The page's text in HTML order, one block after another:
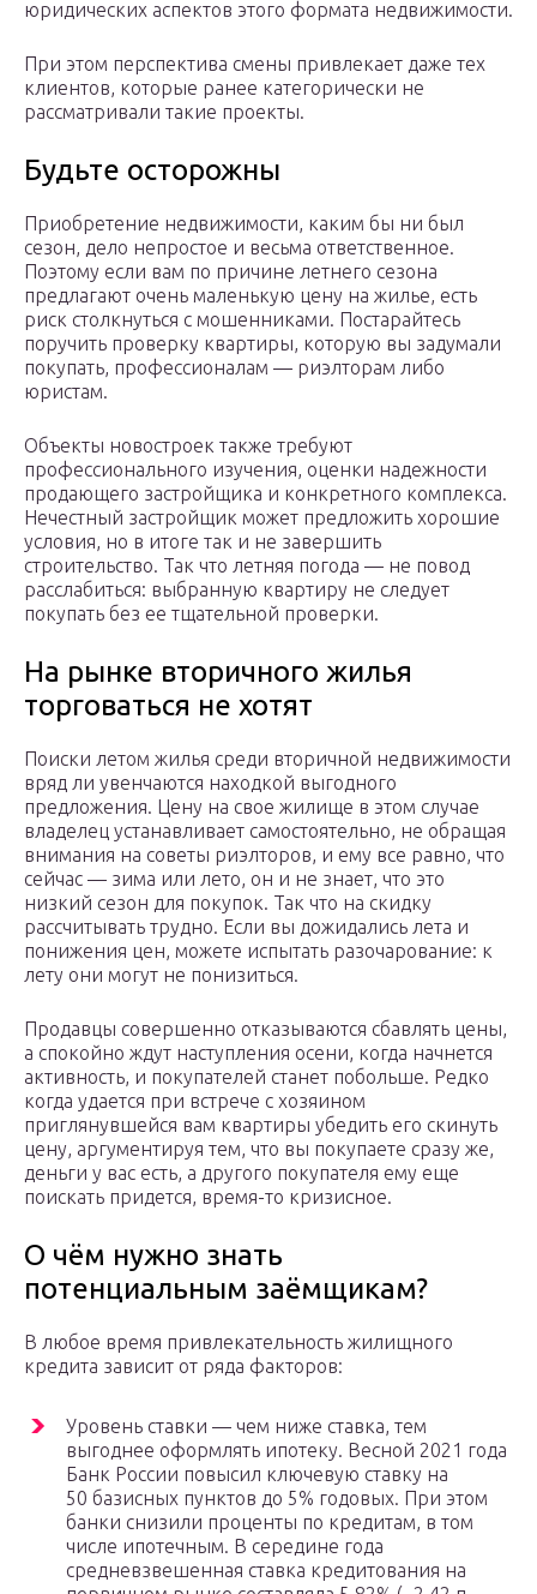
юридических аспектов этого формата недвижимости.
При этом перспектива смены привлекает даже тех
клиентов, которые ранее категорически не
рассматривали такие проекты.
Будьте осторожны
Приобретение недвижимости, каким бы ни был
сезон, дело непростое и весьма ответственное.
Поэтому если вам по причине летнего сезона
предлагают очень маленькую цену на жилье, есть
риск столкнуться с мошенниками. Постарайтесь
поручить проверку квартиры, которую вы задумали
покупать, профессионалам — риэлторам либо
юристам.
Объекты новостроек также требуют
профессионального изучения, оценки надежности
продающего застройщика и конкретного комплекса.
Нечестный застройщик может предложить хорошие
условия, но в итоге так и не завершить
строительство. Так что летняя погода — не повод
расслабиться: выбранную квартиру не следует
покупать без ее тщательной проверки.
На рынке вторичного жилья
торговаться не хотят
Поиски летом жилья среди вторичной недвижимости
вряд ли увенчаются находкой выгодного
предложения. Цену на свое жилище в этом случае
владелец устанавливает самостоятельно, не обращая
внимания на советы риэлторов, и ему все равно, что
сейчас — зима или лето, он и не знает, что это
низкий сезон для покупок. Так что на скидку
рассчитывать трудно. Если вы дожидались лета и
понижения цен, можете испытать разочарование: к
лету они могут не понизиться.
Продавцы совершенно отказываются сбавлять цены,
а спокойно ждут наступления осени, когда начнется
активность, и покупателей станет побольше. Редко
когда удается при встрече с хозяином
приглянувшейся вам квартиры убедить его скинуть
цену, аргументируя тем, что вы покупаете сразу же,
деньги у вас есть, а другого покупателя ему еще
поискать придется, время-то кризисное.
О чём нужно знать
потенциальным заёмщикам?
В любое время привлекательность жилищного
кредита зависит от ряда факторов:
Уровень ставки — чем ниже ставка, тем
выгоднее оформлять ипотеку. Весной 2021 года
Банк России повысил ключевую ставку на
50 базисных пунктов до 5% годовых. При этом
банки снизили проценты по кредитам, в том
числе ипотечным. В середине года
средневзвешенная ставка кредитования на